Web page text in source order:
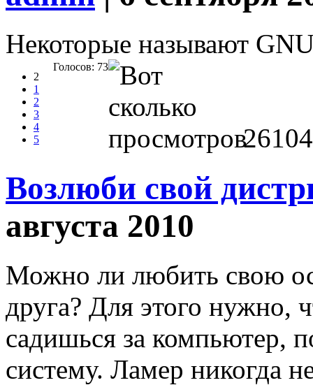
Некоторые называют
2
1
2
3
4
5
Голосов: 73
26104
Возлюби свой
августа 2010
Можно ли любить свою
друга? Для этого нужно,
садишься за компьютер,
систему. Ламер никогда